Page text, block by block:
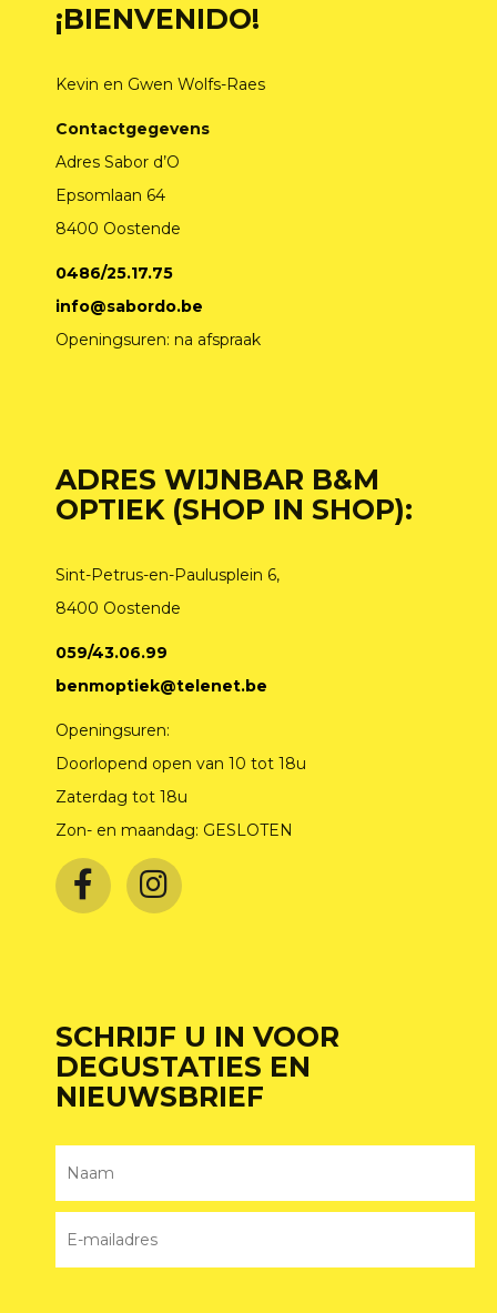
¡BIENVENIDO!
Kevin en Gwen Wolfs-Raes
Contactgegevens
Adres Sabor d’O
Epsomlaan 64
8400 Oostende
0486/25.17.75
info@sabordo.be
Openingsuren: na afspraak
ADRES WIJNBAR B&M
OPTIEK (SHOP IN SHOP):
Sint-Petrus-en-Paulusplein 6,
8400 Oostende
059/43.06.99
benmoptiek@telenet.be
Openingsuren:
Doorlopend open van 10 tot 18u
Zaterdag tot 18u
Zon- en maandag: GESLOTEN
SCHRIJF U IN VOOR
DEGUSTATIES EN
NIEUWSBRIEF